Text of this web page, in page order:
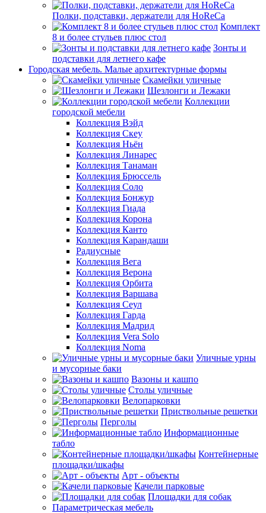
Полки, подставки, держатели для HoReCa
Комплект
8 и более стульев плюс стол
Зонты и
подставки для летнего кафе
Городская мебель. Малые архитектурные формы
Скамейки уличные
Шезлонги и Лежаки
Коллекции
городской мебели
Коллекция Вэйд
Коллекция Скеу
Коллекция Ньён
Коллекция Линарес
Коллекция Танаман
Коллекция Брюссель
Коллекция Соло
Коллекция Бонжур
Коллекция Гиада
Коллекция Корона
Коллекция Канто
Коллекция Карандаши
Радиусные
Коллекция Вега
Коллекция Верона
Коллекция Орбита
Коллекция Варшава
Коллекция Сеул
Коллекция Гарда
Коллекция Мадрид
Коллекция Vera Solo
Коллекция Noma
Уличные урны
и мусорные баки
Вазоны и кашпо
Столы уличные
Велопарковки
Приствольные решетки
Перголы
Информационные
табло
Контейнерные
площадки/шкафы
Арт - объекты
Качели парковые
Площадки для собак
Параметрическая мебель